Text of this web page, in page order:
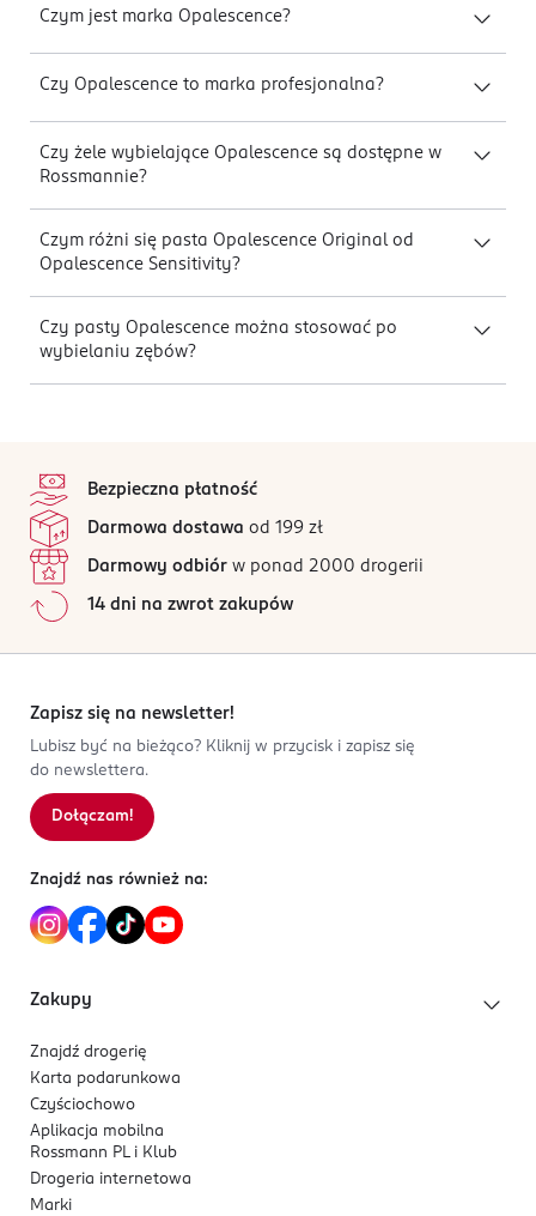
Czym jest marka Opalescence?
Czy Opalescence to marka profesjonalna?
Czy żele wybielające Opalescence są dostępne w
Rossmannie?
Czym różni się pasta Opalescence Original od
Opalescence Sensitivity?
Czy pasty Opalescence można stosować po
wybielaniu zębów?
Bezpieczna płatność
Darmowa dostawa od 199 zł
Darmowy odbiór w ponad 2000 drogerii
14 dni na zwrot zakupów
Zapisz się na newsletter!
Lubisz być na bieżąco? Kliknij w przycisk i zapisz się
do newslettera.
Dołączam!
Znajdź nas również na:
Zakupy
Znajdź drogerię
Karta podarunkowa
Czyściochowo
Aplikacja mobilna
Rossmann PL i Klub
Drogeria internetowa
Marki